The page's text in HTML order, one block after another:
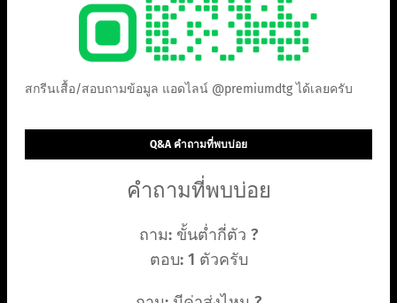
สกรีนเสื้อ/สอบถามข้อมูล แอดไลน์ @premiumdtg ได้เลยครับ
Q&A คำถามที่พบบ่อย
คำถามที่พบบ่อย
ถาม: ขั้นต่ำกี่ตัว ?
ตอบ: 1 ตัวครับ